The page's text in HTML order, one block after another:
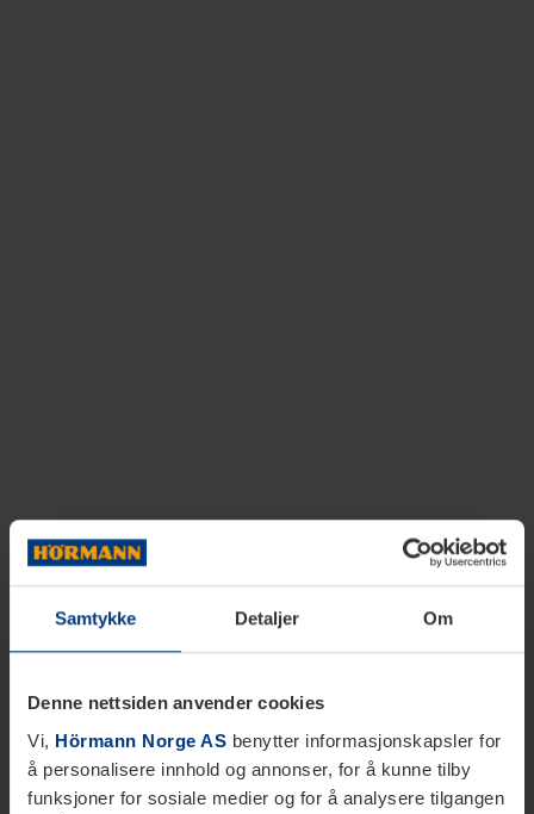
Samtykke Detaljer Om
Denne nettsiden anvender cookies
Vi, Hörmann Norge AS benytter informasjonskapsler for
å personalisere innhold og annonser, for å kunne tilby
funksjoner for sosiale medier og for å analysere tilgangen